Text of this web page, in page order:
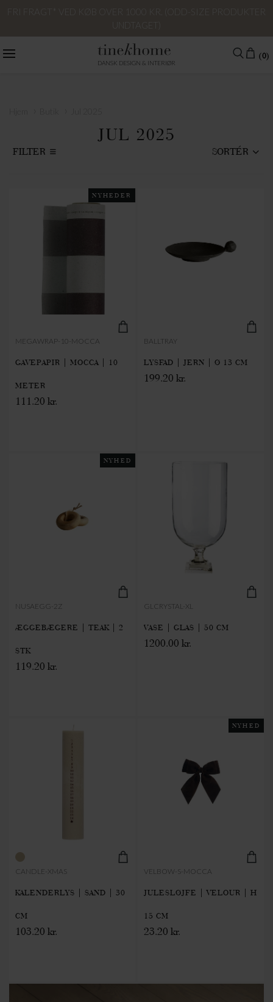
DANSK DESIGN & INTERIØR
(0)
JUL 2025
FILTER SORTÉR
NYHEDER
MEGAWRAP-10-MOCCA
GAVEPAPIR | MOCCA | 10
METER
111.20 kr.
BALLTRAY
LYSFAD | JERN | Ø 13 CM
199.20 kr.
NYHED
NUSAEGG-2Z
ÆGGEBÆGERE | TEAK | 2
STK
119.20 kr.
GLCRYSTAL-XL
VASE | GLAS | 50 CM
1200.00 kr.
CANDLE-XMAS
KALENDERLYS | SAND | 30
CM
103.20 kr.
NYHED
VELBOW-S-MOCCA
JULESLØJFE | VELOUR | H
15 CM
23.20 kr.